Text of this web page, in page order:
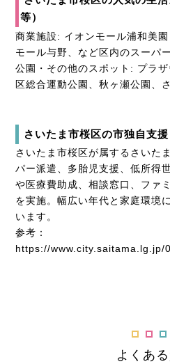
等）
商業施設: イオンモール浦和美
モール与野、など区内のスーパー
公園・その他のスポット: プラ
区総合運動公園、秋ヶ瀬公園、
さいたま市桜区の市独自支
さいたま市桜区が属するさいた
パー派遣、多胎児支援、低所得
や医療費助成、相談窓口、ファ
を実施。幅広い年代と家庭環境
います。
参考：
https://www.city.saitama.lg.jp/
よくあ